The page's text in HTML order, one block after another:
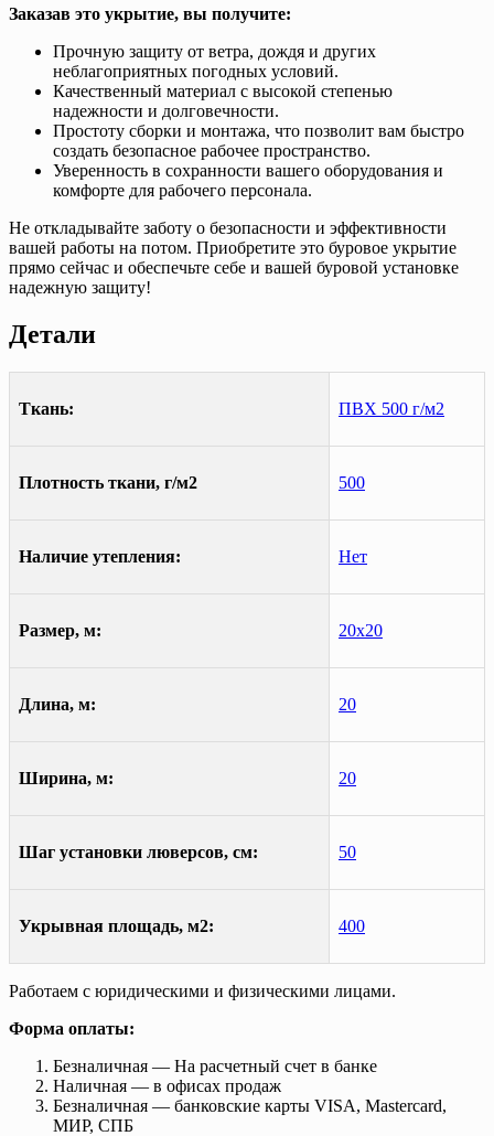
Заказав это укрытие, вы получите:
Прочную защиту от ветра, дождя и других
неблагоприятных погодных условий.
Качественный материал с высокой степенью
надежности и долговечности.
Простоту сборки и монтажа, что позволит вам быстро
создать безопасное рабочее пространство.
Уверенность в сохранности вашего оборудования и
комфорте для рабочего персонала.
Не откладывайте заботу о безопасности и эффективности
вашей работы на потом. Приобретите это буровое укрытие
прямо сейчас и обеспечьте себе и вашей буровой установке
надежную защиту!
Детали
Ткань: ПВХ 500 г/м2
Плотность ткани, г/м2 500
Наличие утепления: Нет
Размер, м: 20х20
Длина, м: 20
Ширина, м: 20
Шаг установки люверсов, см: 50
Укрывная площадь, м2: 400
Работаем с юридическими и физическими лицами.
Форма оплаты:
Безналичная — На расчетный счет в банке
Наличная — в офисах продаж
Безналичная — банковские карты VISA, Mastercard,
МИР, СПБ